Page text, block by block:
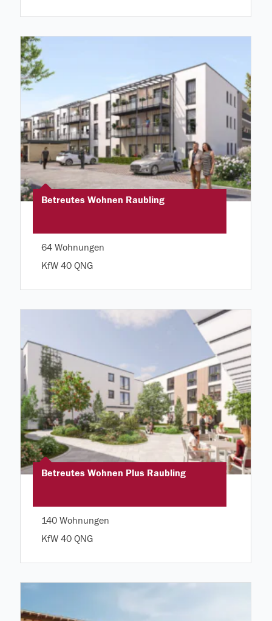
Betreutes Wohnen Raubling
64 Wohnungen
KfW 40 QNG
Betreutes Wohnen Plus Raubling
140 Wohnungen
KfW 40 QNG